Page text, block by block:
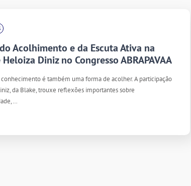
Acolhimento e da Escuta Ativa na
Diniz no Congresso ABRAPAVAA
é também uma forma de acolher. A participação
da Blake, trouxe reflexões importantes sobre